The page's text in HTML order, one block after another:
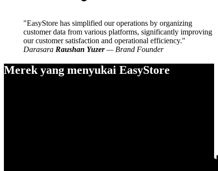
EasyStore has simplified our operations by organizing
customer data from various platforms, significantly improving
our customer satisfaction and operational efficiency.
Darasara Raushan Yuzer— Brand Founder
Merek yang menyukai EasyStore